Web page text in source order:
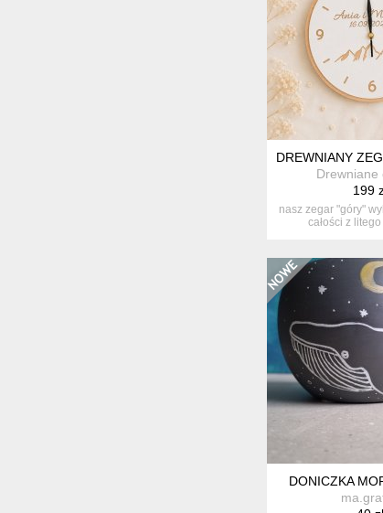
DREWNIANY
Drewniane
199
nasz zegar "góry"
całości z litego
DONICZKA